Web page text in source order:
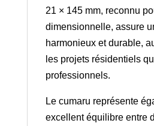
21 × 145 mm, reconnu
dimensionnelle, assure
harmonieux et durable,
les projets résidentiels
professionnels.
Le cumaru représente
excellent équilibre entre